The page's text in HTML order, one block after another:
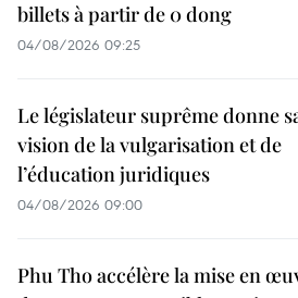
billets à partir de 0 dong
04/08/2026 09:25
Le législateur suprême donne
vision de la vulgarisation et de
l’éducation juridiques
04/08/2026 09:00
Phu Tho accélère la mise en